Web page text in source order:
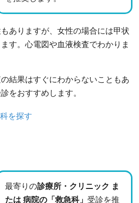
ありますが、女性の場合には甲状
す。心電図や血液検査でわかりま
結果はすぐにわからないこともあ
をおすすめします。
を探す
最寄りの診療所・クリニック ま
たは 病院の「救急科」 受診を推